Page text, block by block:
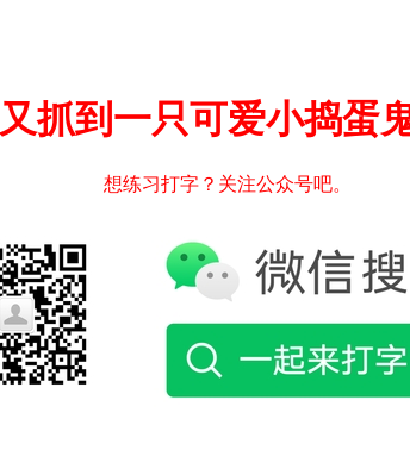
又抓到一只可爱小捣蛋
想练习打字？关注公众号吧。